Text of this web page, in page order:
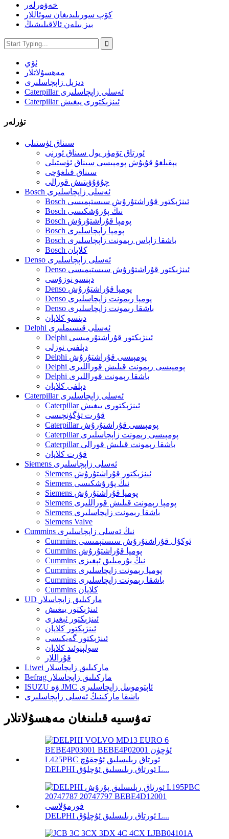
خەۋەرلەر
كۆپ سورىلىدىغان سوئاللار
بىز بىلەن ئالاقىلىشىڭ
ئۆي
مەھسۇلاتلار
دىزېل زاپچاسلىرى
Caterpillar ئەسلى زاپچاسلىرى
Caterpillar ئىنژېكتورى يىغىش
تۈرلەر
سىناق ئۈستىلى
ئورتاق تۆمۈر يول سىناق ئورنى
يېقىلغۇ قۇيۇش پومپىسى سىناق ئۈستىلى
سىناق قىلغۇچى
چۇۋۇۋېتىش قورالى
Bosch ئەسلى زاپچاسلىرى
Bosch ئىنژېكتور قۇراشتۇرۇش سىستېمىسى
Bosch نىڭ پۇرۇشكىسى
Bosch پومپا قۇراشتۇرۇش
Bosch پومپا زاپچاسلىرى
Bosch باشقا زاپاس رېمونت زاپچاسلىرى
Bosch كلاپان
Denso ئەسلى زاپچاسلىرى
Denso ئىنژېكتور قۇراشتۇرۇش سىستېمىسى
دېنسو نوزۇسى
Denso پومپا قۇراشتۇرۇش
Denso پومپا رېمونت زاپچاسلىرى
Denso باشقا رېمونت زاپچاسلىرى
دېنسو كلاپان
Delphi ئەسلى قىسىملىرى
Delphi ئىنژېكتور قۇراشتۇرمىسى
دېلفىي نوزلى
Delphi پومپىسى قۇراشتۇرۇش
Delphi پومپىسى رېمونت قىلىش قوراللىرى
Delphi باشقا رېمونت قوراللىرى
دېلفى كلاپان
Caterpillar ئەسلى زاپچاسلىرى
Caterpillar ئىنژېكتورى يىغىش
قۇرت تۈگۈنچىسى
Caterpillar پومپىسى قۇراشتۇرۇش
Caterpillar پومپىسى رېمونت زاپچاسلىرى
Caterpillar باشقا رېمونت قىلىش قورالى
قۇرت كلاپان
Siemens ئەسلى زاپچاسلىرى
Siemens ئىنژېكتور قۇراشتۇرۇش
Siemens نىڭ پۇرۇشكىسى
Siemens پومپا قۇراشتۇرۇش
Siemens پومپا رېمونت قىلىش قوراللىرى
Siemens باشقا رېمونت زاپچاسلىرى
Siemens Valve
Cummins نىڭ ئەسلى زاپچاسلىرى
Cummins ئوكۇل قۇراشتۇرۇش سىستېمىسى
Cummins پومپا قۇراشتۇرۇش
Cummins نىڭ بۇرمىلىق ئېغىزى
Cummins پومپا رېمونت زاپچاسلىرى
Cummins باشقا رېمونت زاپچاسلىرى
Cummins كلاپان
UD ماركىلىق زاپچاسلار
ئىنژېكتور يىغىش
ئىنژېكتور ئېغىزى
ئىنژېكتور كلاپان
ئىنژېكتور گەيكىسى
سولېنوئىد كلاپان
قۇراللار
Liwei ماركىلىق زاپچاسلار
Befrag ماركىلىق زاپچاسلار
ISUZU ۋە JMC ئاپتوموبىل زاپچاسلىرى
باشقا ماركىنىڭ ئەسلى زاپچاسلىرى
تەۋسىيە قىلىنغان مەھسۇلاتلار
DELPHI ئورتاق رېلىسلىق ئۇچلۇق L...
DELPHI ئورتاق رېلىسلىق ئۇچلۇق L...